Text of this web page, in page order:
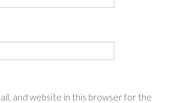
and website in this browser for the